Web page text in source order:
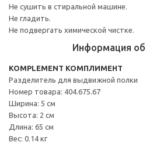
Не сушить в стиральной машине.
Не гладить.
Не подвергать химической чистке.
Информация об
KOMPLEMENT КОМПЛИМЕНТ
Разделитель для выдвижной полки
Номер товара: 404.675.67
Ширина: 5 см
Высота: 2 см
Длина: 65 см
Вес: 0.14 кг